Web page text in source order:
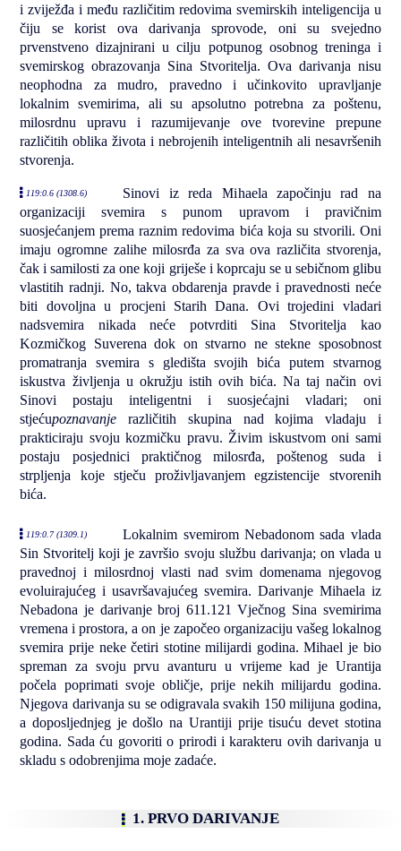
i zviježđa i među različitim redovima svemirskih inteligencija u
čiju se korist ova darivanja sprovode, oni su svejedno
prvenstveno dizajnirani u cilju potpunog osobnog treninga i
svemirskog obrazovanja Sina Stvoritelja. Ova darivanja nisu
neophodna za mudro, pravedno i učinkovito upravljanje
lokalnim svemirima, ali su apsolutno potrebna za poštenu,
milosrdnu upravu i razumijevanje ove tvorevine prepune
različitih oblika života i nebrojenih inteligentnih ali nesavršenih
stvorenja.
119:0.6 (1308.6)
Sinovi iz reda Mihaela započinju rad na
organizaciji svemira s punom upravom i pravičnim
suosjećanjem prema raznim redovima bića koja su stvorili. Oni
imaju ogromne zalihe milosrđa za sva ova različita stvorenja,
čak i samilosti za one koji griješe i koprcaju se u sebičnom glibu
vlastitih radnji. No, takva obdarenja pravde i pravednosti neće
biti dovoljna u procjeni Starih Dana. Ovi trojedini vladari
nadsvemira nikada neće potvrditi Sina Stvoritelja kao
Kozmičkog Suverena dok on stvarno ne stekne sposobnost
promatranja svemira s gledišta svojih bića putem stvarnog
iskustva življenja u okružju istih ovih bića. Na taj način ovi
Sinovi postaju inteligentni i suosjećajni vladari; oni
stjećupoznavanje različitih skupina nad kojima vladaju i
prakticiraju svoju kozmičku pravu. Živim iskustvom oni sami
postaju posjednici praktičnog milosrđa, poštenog suda i
strpljenja koje stječu proživljavanjem egzistencije stvorenih
bića.
119:0.7 (1309.1)
Lokalnim svemirom Nebadonom sada vlada
Sin Stvoritelj koji je završio svoju službu darivanja; on vlada u
pravednoj i milosrdnoj vlasti nad svim domenama njegovog
evoluirajućeg i usavršavajućeg svemira. Darivanje Mihaela iz
Nebadona je darivanje broj 611.121 Vječnog Sina svemirima
vremena i prostora, a on je započeo organizaciju vašeg lokalnog
svemira prije neke četiri stotine milijardi godina. Mihael je bio
spreman za svoju prvu avanturu u vrijeme kad je Urantija
počela poprimati svoje obličje, prije nekih milijardu godina.
Njegova darivanja su se odigravala svakih 150 milijuna godina,
a doposljednjeg je došlo na Urantiji prije tisuću devet stotina
godina. Sada ću govoriti o prirodi i karakteru ovih darivanja u
skladu s odobrenjima moje zadaće.
1. PRVO DARIVANJE